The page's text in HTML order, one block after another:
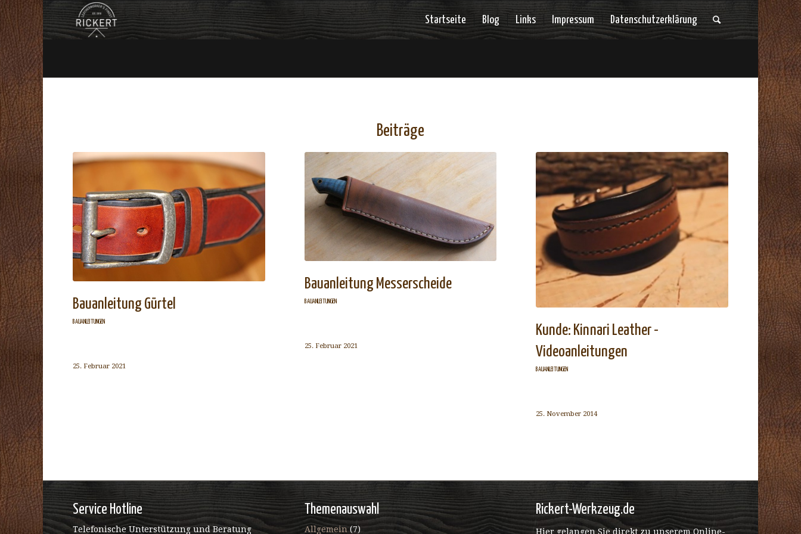
Startseite Blog Links Impressum Datenschutzerklärung
Beiträge
Bauanleitung Gürtel
BAUANLEITUNGEN
25. Februar 2021
Bauanleitung Messerscheide
BAUANLEITUNGEN
25. Februar 2021
Kunde: Kinnari Leather -
Videoanleitungen
BAUANLEITUNGEN
25. November 2014
Service Hotline
Telefonische Unterstützung und Beratung
Themenauswahl
Allgemein(7)
Rickert-Werkzeug.de
Hier gelangen Sie direkt zu unserem Online-